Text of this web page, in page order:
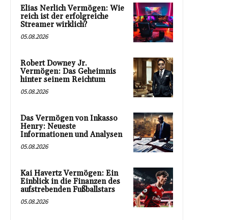
Elias Nerlich Vermögen: Wie
reich ist der erfolgreiche
Streamer wirklich?
05.08.2026
Robert Downey Jr.
Vermögen: Das Geheimnis
hinter seinem Reichtum
05.08.2026
Das Vermögen von Inkasso
Henry: Neueste
Informationen und Analysen
05.08.2026
Kai Havertz Vermögen: Ein
Einblick in die Finanzen des
aufstrebenden Fußballstars
05.08.2026